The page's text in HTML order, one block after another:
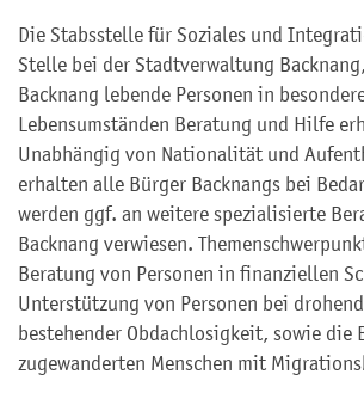
Die Stabsstelle für Soziales und
Stelle bei der Stadtverwaltung
Backnang lebende Personen in
Lebensumständen Beratung und Hilfe
Unabhängig von Nationalität und
erhalten alle Bürger Backnangs bei
werden ggf. an weitere spezialisierte
Backnang verwiesen.
Beratung von Personen in finanziellen
Unterstützung von Personen bei
bestehender Obdachlosigkeit, sowie die
zugewanderten Menschen mit